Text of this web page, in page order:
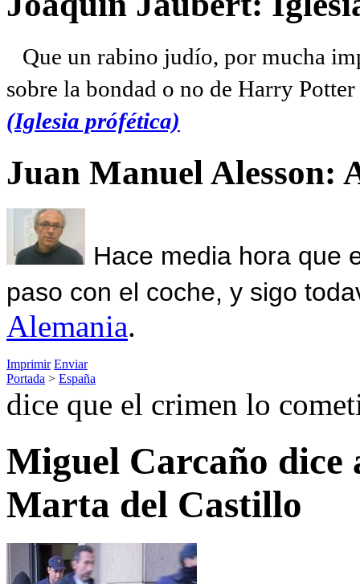
Que un rabino judío, por mucha
sobre la bondad o no de Harry
(Iglesia prófética)
Juan Manuel Alesson:
Hace media hora que
paso con el coche, y sigo
Alemania.
Imprimir Enviar
Portada > España
dice que el crimen lo
Miguel Carcaño dice
Marta del Castillo